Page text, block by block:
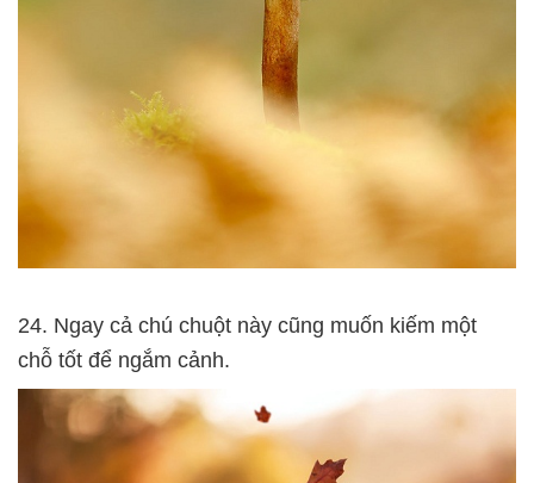
24. Ngay cả chú chuột này cũng muốn kiếm một
chỗ tốt để ngắm cảnh.